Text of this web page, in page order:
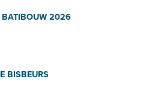
BATIBOUW 2026
BISBEURS